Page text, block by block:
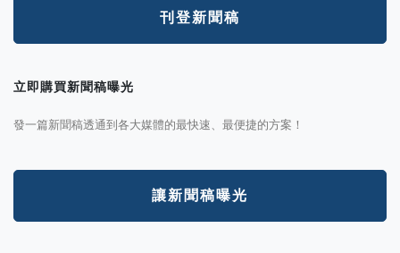
刊登新聞稿
立即購買新聞稿曝光
發一篇新聞稿透通到各大媒體的最快速、最便捷的方案！
讓新聞稿曝光